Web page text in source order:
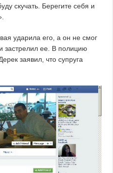
скучать. Берегите себя и
ударила его, а он не смог
застрелил ее. В полицию
заявил, что супруга